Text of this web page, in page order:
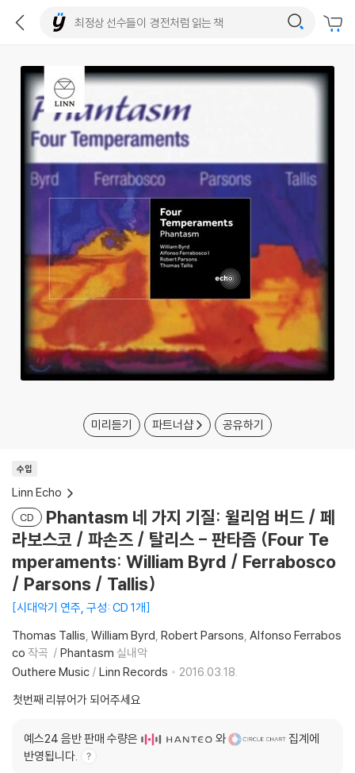
미리듣기 파트너샵 공유하기
수입
Linn Echo
CD
Phantasm 네 가지 기질: 윌리엄 버드 / 페
라보스코 / 파손즈 / 탈리스 - 판타즘 (Four Te
mperaments: William Byrd / Ferrabosco
/ Parsons / Tallis)
시대악기 연주, 구성: CD 1개
Thomas Tallis William Byrd Robert Parsons Alfonso Ferrabos
co 작곡 Phantasm 실내악
Outhere Music / Linn Records
2016.03.18.
첫번째 리뷰어가 되어주세요
예스24 음반 판매 수량은 와
집계에
반영됩니다.